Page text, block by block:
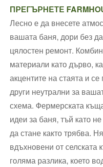
ПРЕГЪРНЕТЕ
Лесно е да внесете
вашата баня, дори без
цялостен ремонт.
материали като дърво,
акцентите на стаята и
други неутрални за
схема. Фермерската
идеи за баня, тъй като
да стане както трябва.
вдъхновени от селската
голяма разлика, което